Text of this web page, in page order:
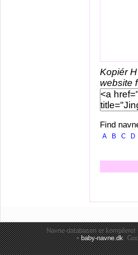
Kopiér
website
Find
A B C D
Navne-databasen er
•baby-navne.dk: